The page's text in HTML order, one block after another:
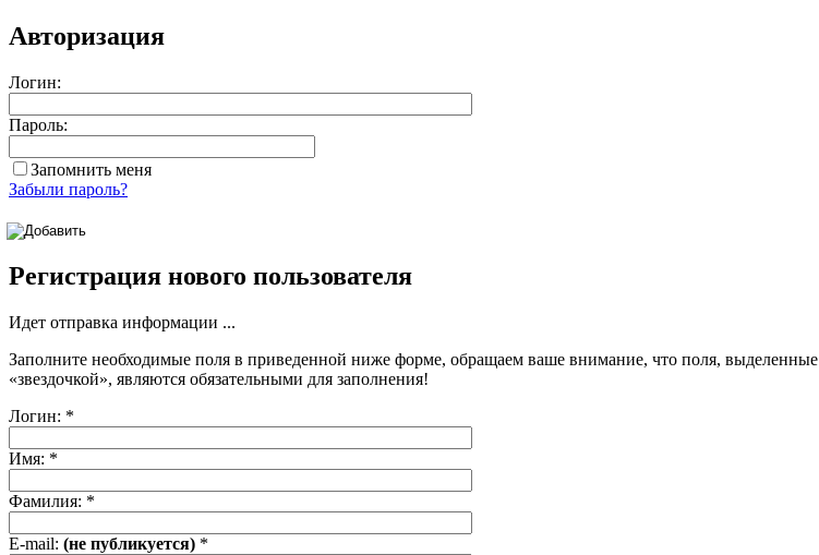
Авторизация
Логин:
Пароль:
Запомнить меня
Забыли пароль?
Регистрация нового пользователя
Идет отправка информации ...
Заполните необходимые поля в приведенной ниже форме, обращаем ваше внимание, что поля, выделенные
«звездочкой», являются обязательными для заполнения!
Логин: *
Имя: *
Фамилия: *
E-mail: (не публикуется) *